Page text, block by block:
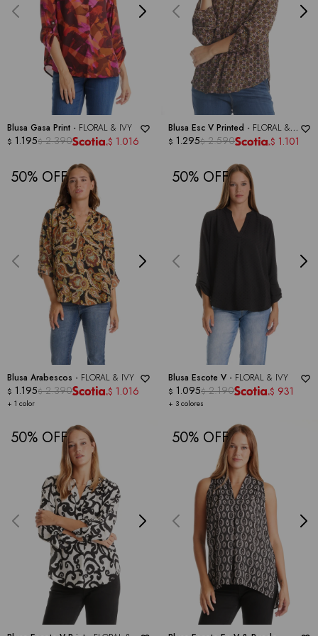
Blusa Gasa Print - FLORAL & IVY
$ 1.195$ 2.390 $ 1.016
Blusa Esc V Printed - FLORAL &
IVY
$ 1.295$ 2.590 $ 1.101
50
Blusa Arabescos - FLORAL & IVY
+ 1 color
$ 1.195$ 2.390 $ 1.016
50
Blusa Escote V - FLORAL & IVY
+ 3 colores
$ 1.095$ 2.190 $ 931
50 50